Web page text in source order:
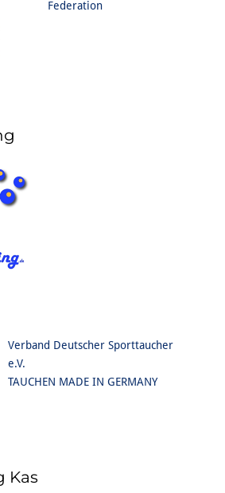
Federation
Verband Deutscher Sporttaucher
e.V.
TAUCHEN MADE IN GERMANY
Kas